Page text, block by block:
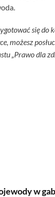
się do
możesz
„Prawo dla
w